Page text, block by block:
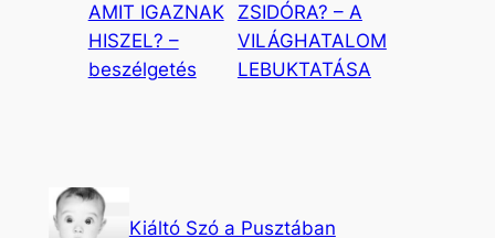
AMIT IGAZNAK
HISZEL? –
beszélgetés
ZSIDÓRA? – A
VILÁGHATALOM
LEBUKTATÁSA
Kiáltó Szó a Pusztában